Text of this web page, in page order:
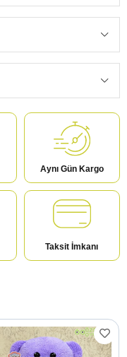
Aynı Gün Kargo
Taksit İmkanı